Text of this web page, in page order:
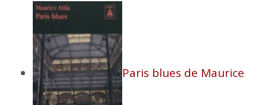
Paris blues de Maurice